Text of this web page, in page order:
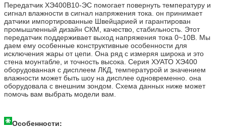
Передатчик ХЭ400В10-ЭС помогает повернуть температуру и
сигнал влажности в сигнал напряжения тока. он принимает
датчики импортированные Швейцарией и гарантирован
промышленный дизайн СКМ, качество, стабильность. Этот
передатчик поддерживает выход напряжения тока 0~10В. Мы
даем ему особенные конструктивные особенности для
исключения жары от цепи. Она ряд с измеряя широка и это
стена моунтабле, и точность высока. Серия ХУАТО ХЭ400
оборудованная с дисплеем ЛКД, температурой и значением
влажности может быть шоу на дисплее одновременно. она
оборудовала с внешним зондом. Схема данных ниже может
помочь вам выбрать модели вам.
Особенности: